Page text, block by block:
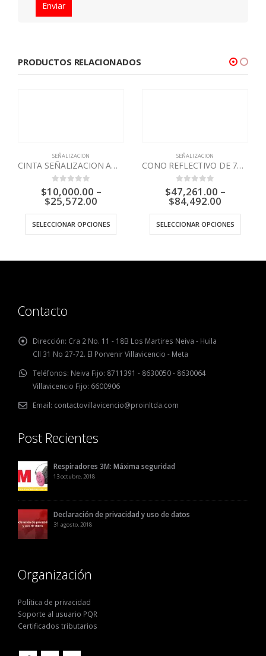
PRODUCTOS RELACIONADOS
SEÑALIZACION
CONO REFLECTIVO DE 70 CM
0out of 5
$47,261.00 –
$84,492.00
SELECCIONAR OPCIONES
Contacto
Dirección: Cra 2 No. 11 - 18B Los Martires Neiva - Huila
Cll 31 No 27-72. El Porvenir Villavicencio - Meta
Teléfonos:Neiva Fijo: 8711391 - 8630050 - 8630064
Email:contactovillavicencio@proinltda.com
Post Recientes
Respiradores 3M: Máxima seguridad
13 octubre, 2018
Organización
Soporte al usuario PQR